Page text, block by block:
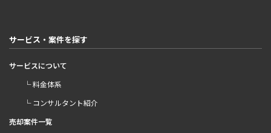
サービス・案件を探す
サービスについて
└ 料金体系
└ コンサルタント紹介
売却案件一覧